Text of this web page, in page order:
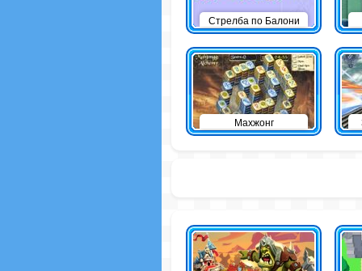
Стрелба по Балони
Махжонг